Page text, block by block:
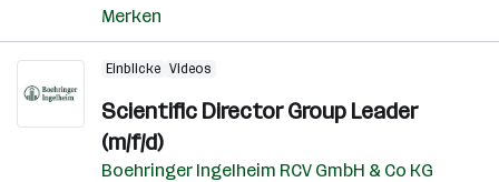
Merken
Einblicke Videos
Scientific Director Group Leader
(m/f/d)
Boehringer Ingelheim RCV GmbH & Co KG